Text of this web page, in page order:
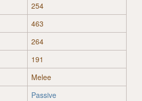
254
463
264
191
Melee
Passive